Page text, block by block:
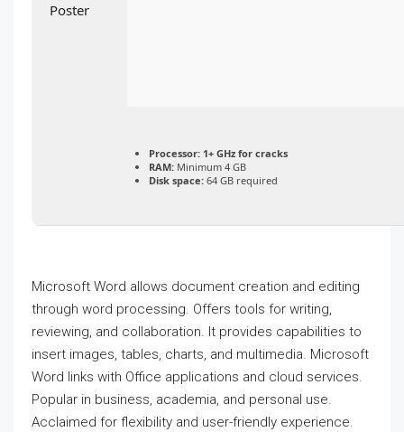
Processor: 1+ GHz for cracks
RAM: Minimum 4 GB
Disk space: 64 GB required
Microsoft Word allows document creation and editing
through word processing. Offers tools for writing,
reviewing, and collaboration. It provides capabilities to
insert images, tables, charts, and multimedia. Microsoft
Word links with Office applications and cloud services.
Popular in business, academia, and personal use.
Acclaimed for flexibility and user-friendly experience.